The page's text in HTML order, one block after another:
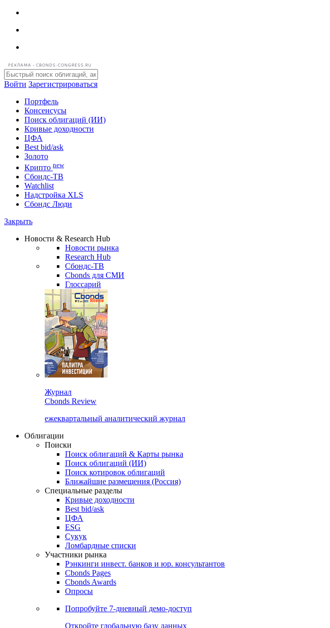
РЕКЛАМА • CBONDS-CONGRESS.RU
Войти Зарегистрироваться
Портфель
Консенсусы
Поиск облигаций (ИИ)
Кривые доходности
ЦФА
Best bid/ask
Золото
Криптоnew
Сбондс-ТВ
Надстройка XLS
Сбондс Люди
Новости & Research Hub
Новости рынка
Research Hub
Сбондс-ТВ
Cbonds для СМИ
Глоссарий
Журнал
Cbonds Review
ежеквартальный аналитический журнал
Облигации
Поиски
Поиск облигаций & Карты рынка
Поиск облигаций (ИИ)
Поиск котировок облигаций
Ближайшие размещения (Россия)
Специальные разделы
Кривые доходности
Best bid/ask
ЦФА
ESG
Сукук
Ломбардные списки
Участники рынка
Рэнкинги инвест. банков и юр. консультантов
Cbonds Pages
Cbonds Awards
Опросы